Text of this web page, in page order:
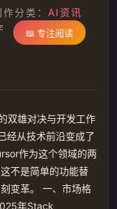
作分类： AI资讯
📖 专注阅读
双雄对决与开发工作
经从技术前沿变成了
作为这个领域的两
不是简单的功能替
变革。 一、市场格
年Stack